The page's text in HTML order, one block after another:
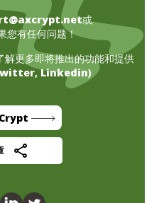
或
您有任何问题！
解更多即将推出的功能和提供
,Linkedin)